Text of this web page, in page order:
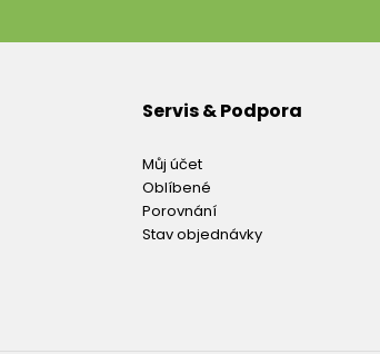
Servis & Podpora
Můj účet
Oblíbené
Porovnání
Stav objednávky